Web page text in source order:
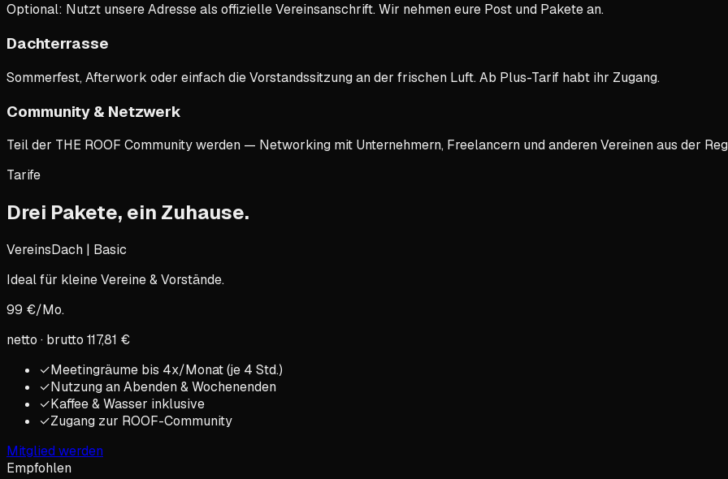
Optional: Nutzt unsere Adresse als offizielle Vereinsanschrift. Wir nehmen eure Post und Pakete an.
Dachterrasse
Sommerfest, Afterwork oder einfach die Vorstandssitzung an der frischen Luft. Ab Plus-Tarif habt ihr Zugang.
Community & Netzwerk
Teil der THE ROOF Community werden — Networking mit Unternehmern, Freelancern und anderen Vereinen aus der
Tarife
Drei Pakete, ein Zuhause.
VereinsDach | Basic
Ideal für kleine Vereine & Vorstände.
99 €/Mo.
netto · brutto 117,81 €
✓Meetingräume bis 4x/Monat (je 4 Std.)
✓Nutzung an Abenden & Wochenenden
✓Kaffee & Wasser inklusive
✓Zugang zur ROOF-Community
Mitglied werden
Empfohlen